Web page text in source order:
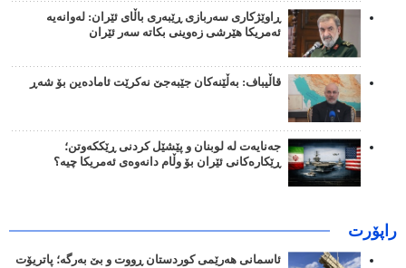
ڕاوێژکاری سەربازی ڕێبەری باڵای ئێران: لەوانەیە
ئەمریکا هێرشی زەوینی بکاتە سەر ئێران
قاڵیباف: بەڵێنەکان جێبەجێ نەکرێت ئامادەین بۆ شەڕ
جەنایەت لە لوبنان و پێشێل کردنی ڕێککەوتن؛
ڕێکارەکانی ئێران بۆ وڵام دانەوەی ئەمریکا چیە؟
راپۆرت
ئاسمانی هەرێمی کوردستان ڕووت و بێ بەرگە؛ پاتریۆت